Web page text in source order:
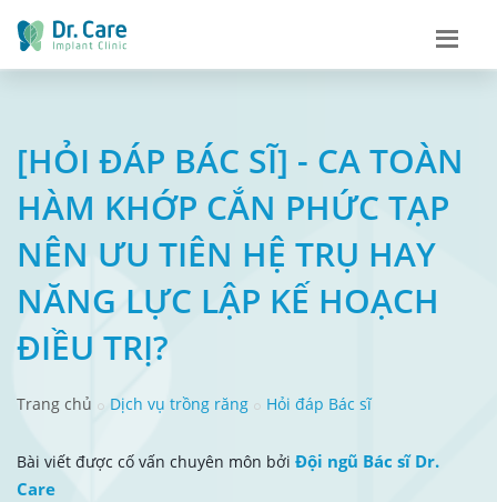
[HỎI ĐÁP BÁC SĨ] - CA TOÀN
HÀM KHỚP CẮN PHỨC TẠP
NÊN ƯU TIÊN HỆ TRỤ HAY
NĂNG LỰC LẬP KẾ HOẠCH
ĐIỀU TRỊ?
Trang chủ Dịch vụ trồng răng Hỏi đáp Bác sĩ
Bài viết được cố vấn chuyên môn bởi Đội ngũ Bác sĩ Dr.
Care